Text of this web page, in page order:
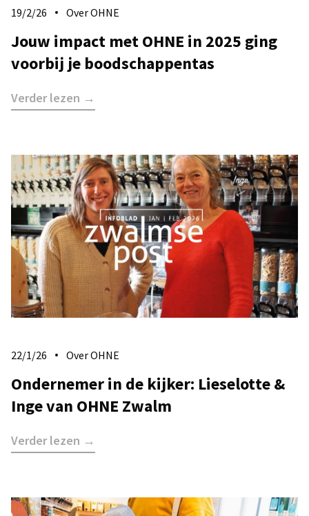
19/2/26 Over OHNE
Jouw impact met OHNE in 2025 ging
voorbij je boodschappentas
Verder lezen →
22/1/26 Over OHNE
Ondernemer in de kijker: Lieselotte &
Inge van OHNE Zwalm
Verder lezen →